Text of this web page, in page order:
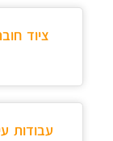
ציוד
עבודות